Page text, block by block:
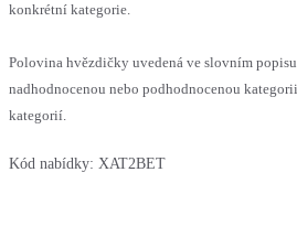
konkrétní kategorie.
Polovina hvězdičky uvedená ve slovním
nadhodnocenou nebo podhodnocenou
kategorií.
Kód nabídky: XAT2BET